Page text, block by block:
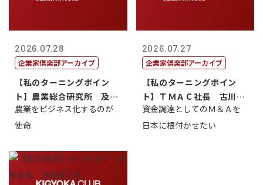
2026.07.28
企業家倶楽部アーカイブ
【私のターニングポイン
ト】農業総合研究所 及川
智正
農業をビジネス化するのが
使命
2026.07.27
企業家倶楽部アーカイブ
【私のターニングポイン
ト】ＴＭＡＣ社長 古川英
一
資金調達としてのＭ＆Ａを
日本に根付かせたい